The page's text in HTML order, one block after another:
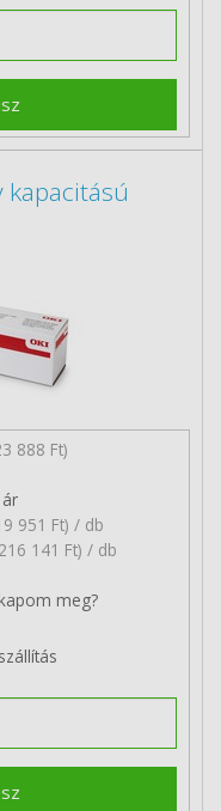
kapacitású
888 Ft)
951 Ft) / db
141 Ft) / db
meg?